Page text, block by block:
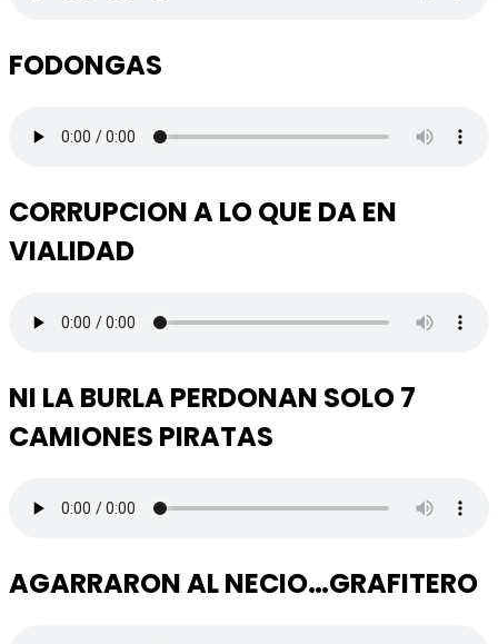
FODONGAS
CORRUPCION A LO QUE DA EN
VIALIDAD
NI LA BURLA PERDONAN SOLO 7
CAMIONES PIRATAS
AGARRARON AL NECIO…GRAFITERO